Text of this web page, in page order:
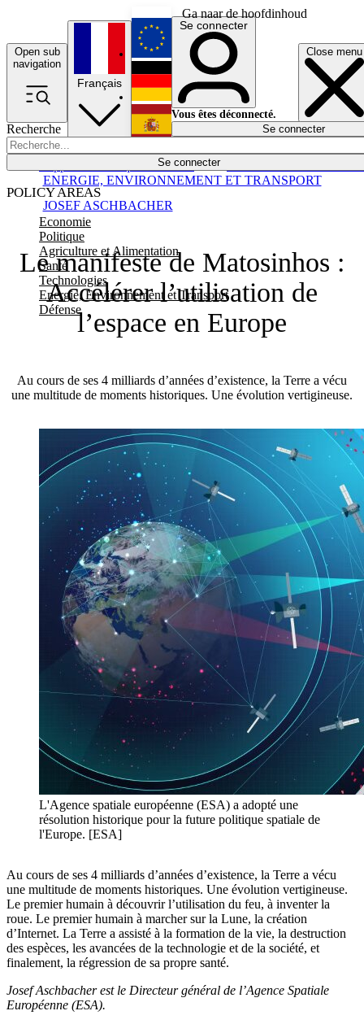
Ga naar de hoofdinhoud
Open sub
navigation
Close menu
Recherche
Se connecter
POLICY AREAS
Economie
Politique
Agriculture et Alimentation
Santé
Technologies
Energie, Environnement et Transport
Défense
Économie
Français
English
Deutsch
Español
Se connecter
Vous êtes déconnecté.
Se connecter
Le manifeste de Matosinhos :
Accélérer l’utilisation de
l’espace en Europe
Au cours de ses 4 milliards d’années d’existence, la Terre a vécu
une multitude de moments historiques. Une évolution vertigineuse.
JOSEF ASCHBACHER
ENERGIE, ENVIRONNEMENT ET TRANSPORT
L'Agence spatiale européenne (ESA) a adopté une
résolution historique pour la future politique spatiale de
l'Europe. [ESA]
Au cours de ses 4 milliards d’années d’existence, la Terre a vécu
une multitude de moments historiques. Une évolution vertigineuse.
Le premier humain à découvrir l’utilisation du feu, à inventer la
roue. Le premier humain à marcher sur la Lune, la création
d’Internet. La Terre a assisté à la formation de la vie, la destruction
des espèces, les avancées de la technologie et de la société, et
finalement, la régression de sa propre santé.
Josef Aschbacher est le Directeur général de l’Agence Spatiale
Européenne (ESA).